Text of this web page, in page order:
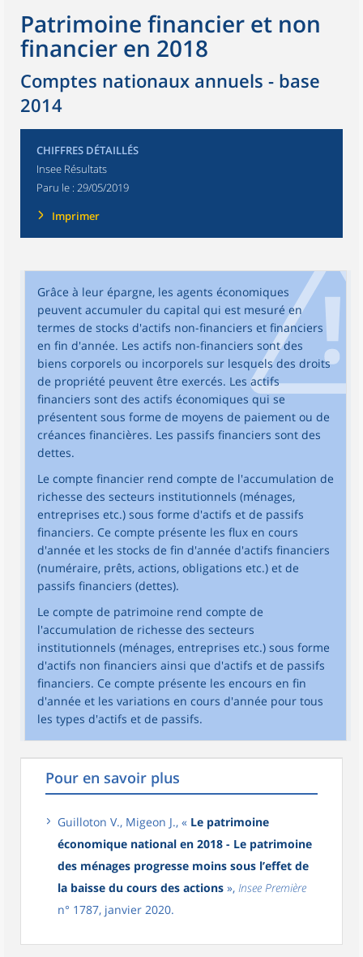
Patrimoine financier et non
financier en 2018
Comptes nationaux annuels - base
2014
CHIFFRES DÉTAILLÉS
Insee Résultats
Paru le : 29/05/2019
Imprimer
Grâce à leur épargne, les agents économiques
peuvent accumuler du capital qui est mesuré en
termes de stocks d'actifs non-financiers et financiers
en fin d'année. Les actifs non-financiers sont des
biens corporels ou incorporels sur lesquels des droits
de propriété peuvent être exercés. Les actifs
financiers sont des actifs économiques qui se
présentent sous forme de moyens de paiement ou de
créances financières. Les passifs financiers sont des
dettes.
Le compte financier rend compte de l'accumulation de
richesse des secteurs institutionnels (ménages,
entreprises etc.) sous forme d'actifs et de passifs
financiers. Ce compte présente les flux en cours
d'année et les stocks de fin d'année d'actifs financiers
(numéraire, prêts, actions, obligations etc.) et de
passifs financiers (dettes).
Le compte de patrimoine rend compte de
l'accumulation de richesse des secteurs
institutionnels (ménages, entreprises etc.) sous forme
d'actifs non financiers ainsi que d'actifs et de passifs
financiers. Ce compte présente les encours en fin
d'année et les variations en cours d'année pour tous
les types d'actifs et de passifs.
Pour en savoir plus
Guilloton V., Migeon J., « Le patrimoine
économique national en 2018 - Le patrimoine
des ménages progresse moins sous l’effet de
la baisse du cours des actions », Insee Première
n° 1787, janvier 2020.